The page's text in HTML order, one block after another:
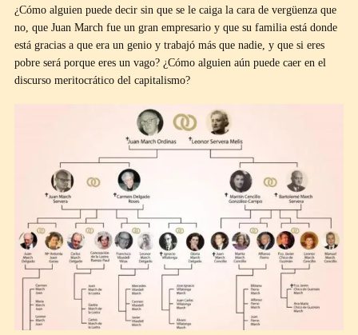
¿Cómo alguien puede decir sin que se le caiga la cara de vergüenza que
no, que Juan March fue un gran empresario y que su familia está donde
está gracias a que era un genio y trabajó más que nadie, y que si eres
pobre será porque eres un vago? ¿Cómo alguien aún puede caer en el
discurso meritocrático del capitalismo?